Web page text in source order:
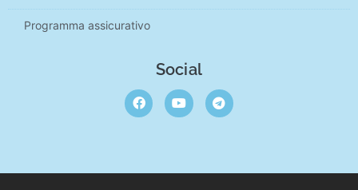
Programma assicurativo
Social